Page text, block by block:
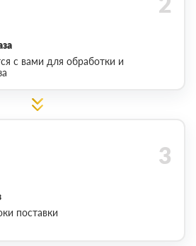
с вами для обработки и
поставки